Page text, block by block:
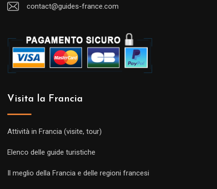
contact@guides-france.com
Visita la Francia
Attività in Francia (visite, tour)
Elenco delle guide turistiche
Il meglio della Francia e delle regioni francesi